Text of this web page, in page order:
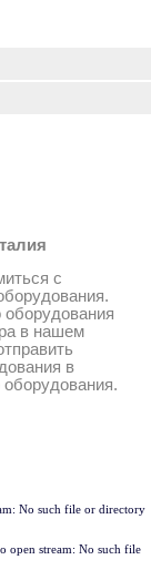
с
оборудования
в нашем
в
No such file or directory
open stream: No such file